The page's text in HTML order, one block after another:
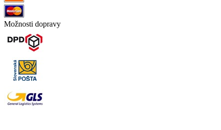
Možnosti dopravy